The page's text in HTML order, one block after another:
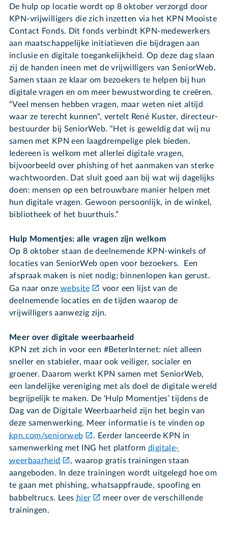
De hulp op locatie wordt op 8 oktober verzorgd door
KPN-vrijwilligers die zich inzetten via het KPN Mooiste
Contact Fonds. Dit fonds verbindt KPN-medewerkers
aan maatschappelijke initiatieven die bijdragen aan
inclusie en digitale toegankelijkheid. Op deze dag slaan
zij de handen ineen met de vrijwilligers van SeniorWeb.
Samen staan ze klaar om bezoekers te helpen bij hun
digitale vragen en om meer bewustwording te creëren.
“Veel mensen hebben vragen, maar weten niet altijd
waar ze terecht kunnen", vertelt René Kuster, directeur-
bestuurder bij SeniorWeb. “Het is geweldig dat wij nu
samen met KPN een laagdrempelige plek bieden.
Iedereen is welkom met allerlei digitale vragen,
bijvoorbeeld over phishing of het aanmaken van sterke
wachtwoorden. Dat sluit goed aan bij wat wij dagelijks
doen: mensen op een betrouwbare manier helpen met
hun digitale vragen. Gewoon persoonlijk, in de winkel,
bibliotheek of het buurthuis.”
Hulp Momentjes: alle vragen zijn welkom
Op 8 oktober staan de deelnemende KPN-winkels of
locaties van SeniorWeb open voor bezoekers. Een
afspraak maken is niet nodig; binnenlopen kan gerust.
Ga naar onze website
voor een lijst van de
deelnemende locaties en de tijden waarop de
vrijwilligers aanwezig zijn.
Meer over digitale weerbaarheid
KPN zet zich in voor een #BeterInternet: niet alleen
sneller en stabieler, maar ook veiliger, socialer en
groener. Daarom werkt KPN samen met SeniorWeb,
een landelijke vereniging met als doel de digitale wereld
begrijpelijk te maken. De ‘Hulp Momentjes’ tijdens de
Dag van de Digitale Weerbaarheid zijn het begin van
deze samenwerking. Meer informatie is te vinden op
kpn.com/seniorweb
. Eerder lanceerde KPN in
samenwerking met ING het platform digitale-
weerbaarheid
, waarop gratis trainingen staan
aangeboden. In deze trainingen wordt uitgelegd hoe om
te gaan met phishing, whatsappfraude, spoofing en
babbeltrucs. Lees hier
meer over de verschillende
trainingen.